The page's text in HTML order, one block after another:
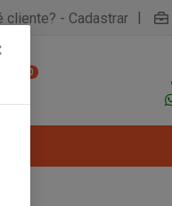
cliente? - Cadastrar |
0